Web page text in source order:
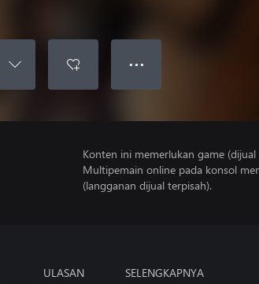
● ● ●
Konten ini memerlukan game (dijual
Multipemain online pada konsol
(langganan dijual terpisah).
ULASAN SELENGKAPNYA